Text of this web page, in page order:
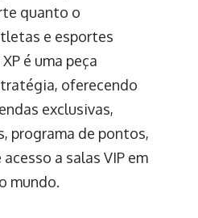
quanto o
e esportes
é uma peça
oferecendo
exclusivas,
programa de pontos,
a salas VIP em
mundo.